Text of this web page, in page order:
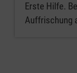
Erste Hilfe.
Auffrischung